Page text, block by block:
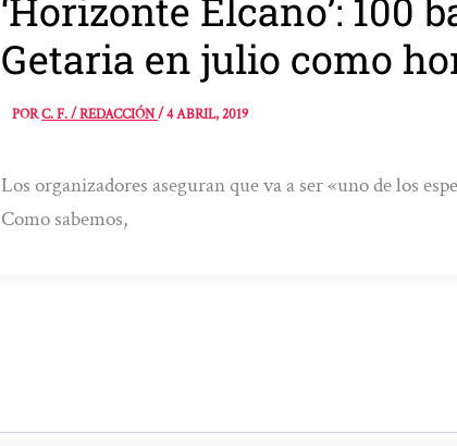
‘Horizonte Elcano’: 100
Getaria en julio como
PORC. F. / REDACCIÓN/4 ABRIL, 2019
Los organizadores aseguran que va a ser «uno de los
Como sabemos,